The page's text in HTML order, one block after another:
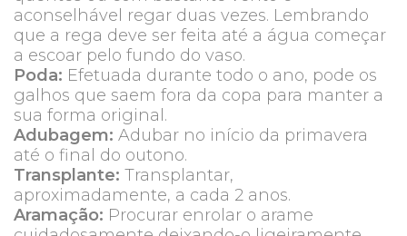
aconselhável regar duas vezes. Lembrando
que a rega deve ser feita até a água começar
a escoar pelo fundo do vaso.
Poda: Efetuada durante todo o ano, pode os
galhos que saem fora da copa para manter a
sua forma original.
Adubagem: Adubar no início da primavera
até o final do outono.
Transplante: Transplantar,
aproximadamente, a cada 2 anos.
Aramação: Procurar enrolar o arame